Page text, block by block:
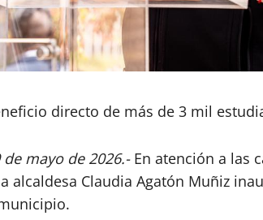
directo de más de 3 mil
mayo de 2026.-En atención a las
alcaldesa Claudia Agatón Muñiz